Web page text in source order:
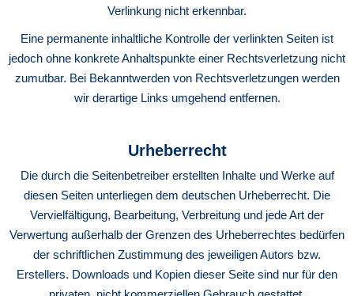
Verlinkung nicht erkennbar.
Eine permanente inhaltliche Kontrolle der verlinkten Seiten ist
jedoch ohne konkrete Anhaltspunkte einer Rechtsverletzung nicht
zumutbar. Bei Bekanntwerden von Rechtsverletzungen werden
wir derartige Links umgehend entfernen.
Urheberrecht
Die durch die Seitenbetreiber erstellten Inhalte und Werke auf
diesen Seiten unterliegen dem deutschen Urheberrecht. Die
Vervielfältigung, Bearbeitung, Verbreitung und jede Art der
Verwertung außerhalb der Grenzen des Urheberrechtes bedürfen
der schriftlichen Zustimmung des jeweiligen Autors bzw.
Erstellers. Downloads und Kopien dieser Seite sind nur für den